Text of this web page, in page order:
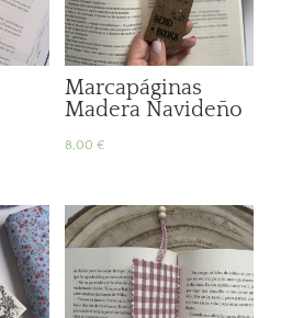
Marcapáginas
Madera Navideño
8,00€